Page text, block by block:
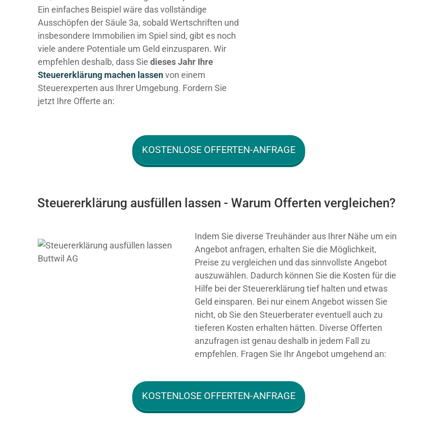
Ein einfaches Beispiel wäre das vollständige
Ausschöpfen der Säule 3a, sobald Wertschriften und
insbesondere Immobilien im Spiel sind, gibt es noch
viele andere Potentiale um Geld einzusparen. Wir
empfehlen deshalb, dass Sie diesesJahr Ihre
Steuererklärung machen lassenvon einem
Steuerexperten aus Ihrer Umgebung. Fordern Sie
jetzt Ihre Offerte an:
KOSTENLOSE OFFERTEN-ANFRAGE
Steuererklärung ausfüllen lassen - Warum Offerten vergleichen?
Indem Sie diverse Treuhänder aus Ihrer Nähe um ein
Angebot anfragen, erhalten Sie die Möglichkeit,
Preise zu vergleichen und das sinnvollste Angebot
auszuwählen. Dadurch können Sie die Kosten für die
Hilfe bei der Steuererklärung tief halten und etwas
Geld einsparen. Bei nur einem Angebot wissen Sie
nicht, ob Sie den Steuerberater eventuell auch zu
tieferen Kosten erhalten hätten. Diverse Offerten
anzufragen ist genau deshalb in jedem Fall zu
empfehlen. Fragen Sie Ihr Angebot umgehend an:
KOSTENLOSE OFFERTEN-ANFRAGE